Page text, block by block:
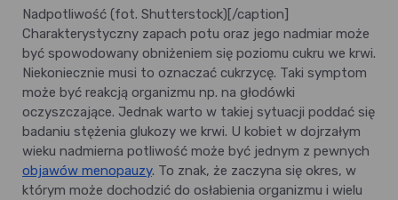
Nadpotliwość (fot. Shutterstock)[/caption]
Charakterystyczny zapach potu oraz jego nadmiar może
być spowodowany obniżeniem się poziomu cukru we krwi.
Niekoniecznie musi to oznaczać cukrzycę. Taki symptom
może być reakcją organizmu np. na głodówki
oczyszczające. Jednak warto w takiej sytuacji poddać się
badaniu stężenia glukozy we krwi. U kobiet w dojrzałym
wieku nadmierna potliwość może być jednym z pewnych
objawów menopauzy. To znak, że zaczyna się okres, w
którym może dochodzić do osłabienia organizmu i wielu